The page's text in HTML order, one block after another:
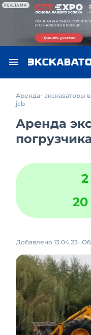
РЕКЛАМА
Аренда экскаваторы
jcb
Аренда
Добавлено 13.04.23